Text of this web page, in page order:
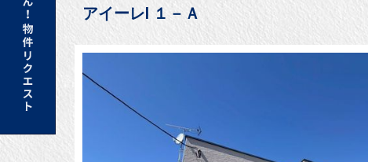
アイーレⅠ １－Ａ